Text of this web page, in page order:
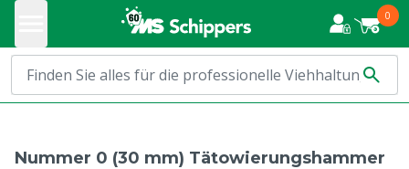
0
Nummer 0 (30 mm) Tätowierungshammer